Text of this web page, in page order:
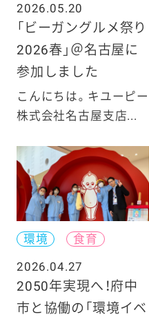
2026.05.20
「ビーガングルメ祭り
2026春」＠名古屋に
参加しました
こんにちは。キユーピー
株式会社名古屋支店...
環境
食育
2026.04.27
2050年実現へ！府中
市と協働の「環境イベ